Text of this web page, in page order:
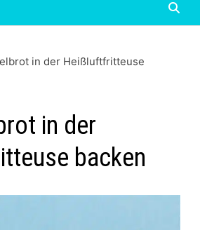
in der Heißluftfritteuse
in der
backen